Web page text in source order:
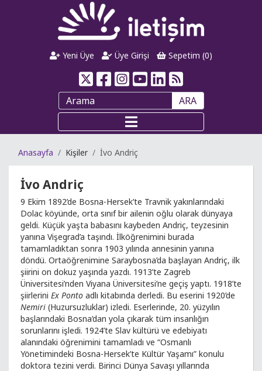
Yeni Üye Üye Girişi Sepetim (0)
ARA
Anasayfa Kişiler İvo Andriç
İvo Andriç
9 Ekim 1892’de Bosna-Hersek’te Travnik yakınlarındaki
Dolac köyünde, orta sınıf bir ailenin oğlu olarak dünyaya
geldi. Küçük yaşta babasını kaybeden Andriç, teyzesinin
yanına Vişegrad’a taşındı. İlköğrenimini burada
tamamladıktan sonra 1903 yılında annesinin yanına
döndü. Ortaöğrenimine Saraybosna’da başlayan Andriç, ilk
şiirini on dokuz yaşında yazdı. 1913’te Zagreb
Üniversitesi’nden Viyana Üniversitesi’ne geçiş yaptı. 1918’te
şiirlerini Ex Ponto adlı kitabında derledi. Bu eserini 1920’de
Nemiri (Huzursuzluklar) izledi. Eserlerinde, 20. yüzyılın
başlarındaki Bosna’dan yola çıkarak tüm insanlığın
sorunlarını işledi. 1924’te Slav kültürü ve edebiyatı
alanındaki öğrenimini tamamladı ve “Osmanlı
Yönetimindeki Bosna-Hersek’te Kültür Yaşamı” konulu
doktora tezini verdi. Birinci Dünya Savaşı yıllarında